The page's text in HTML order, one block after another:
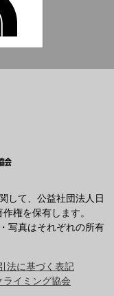
して、公益社団法人日
権を保有します。
写真はそれぞれの所有
法に基づく表記
イミング協会